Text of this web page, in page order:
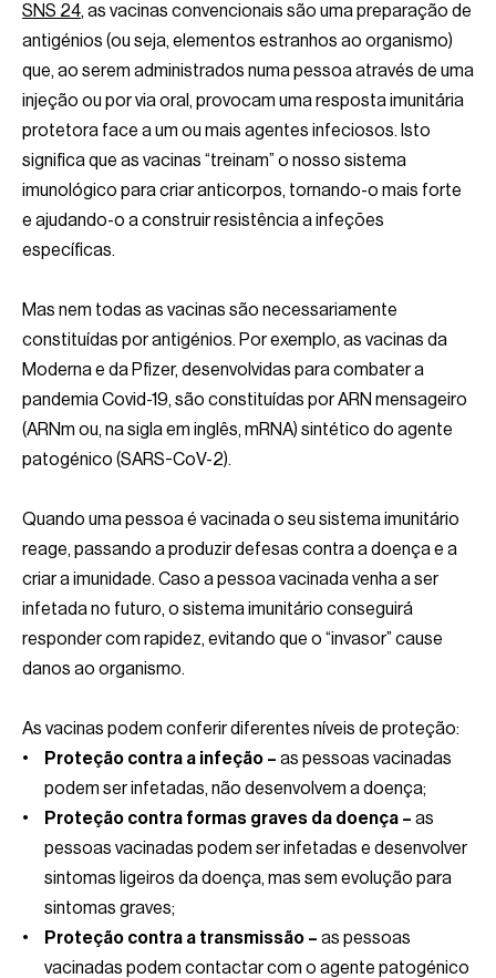
SNS 24, as vacinas convencionais são uma preparação de
antigénios (ou seja, elementos estranhos ao organismo)
que, ao serem administrados numa pessoa através de uma
injeção ou por via oral, provocam uma resposta imunitária
protetora face a um ou mais agentes infeciosos. Isto
significa que as vacinas “treinam” o nosso sistema
imunológico para criar anticorpos, tornando-o mais forte
e ajudando-o a construir resistência a infeções
específicas.
Mas nem todas as vacinas são necessariamente
constituídas por antigénios. Por exemplo, as vacinas da
Moderna e da Pfizer, desenvolvidas para combater a
pandemia Covid-19, são constituídas por ARN mensageiro
(ARNm ou, na sigla em inglês, mRNA) sintético do agente
patogénico (SARS-CoV-2).
Quando uma pessoa é vacinada o seu sistema imunitário
reage, passando a produzir defesas contra a doença e a
criar a imunidade. Caso a pessoa vacinada venha a ser
infetada no futuro, o sistema imunitário conseguirá
responder com rapidez, evitando que o “invasor” cause
danos ao organismo.
As vacinas podem conferir diferentes níveis de proteção:
Proteção contra a infeção – as pessoas vacinadas
podem ser infetadas, não desenvolvem a doença;
Proteção contra formas graves da doença – as
pessoas vacinadas podem ser infetadas e desenvolver
sintomas ligeiros da doença, mas sem evolução para
sintomas graves;
Proteção contra a transmissão – as pessoas
vacinadas podem contactar com o agente patogénico